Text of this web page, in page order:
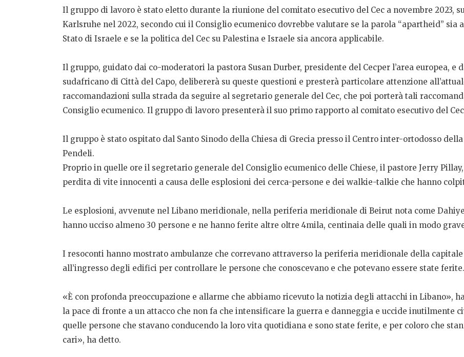
Il gruppo di lavoro è stato eletto durante la riunione del comitato esecutivo del Cec a novembre 2023,
Karlsruhe nel 2022, secondo cui il Consiglio ecumenico dovrebbe valutare se la parola “apartheid”
Stato di Israele e se la politica del Cec su Palestina e Israele sia ancora applicabile.
Il gruppo, guidato dai co-moderatori la pastora Susan Durber, presidente del Cecper l’area europea, e
sudafricano di Città del Capo, delibererà su queste questioni e presterà particolare attenzione
raccomandazioni sulla strada da seguire al segretario generale del Cec, che poi porterà tali
Consiglio ecumenico. Il gruppo di lavoro presenterà il suo primo rapporto al comitato esecutivo del
Il gruppo è stato ospitato dal Santo Sinodo della Chiesa di Grecia presso il Centro inter-ortodosso
Pendeli.
Proprio in quelle ore il segretario generale del Consiglio ecumenico delle Chiese, il pastore Jerry
perdita di vite innocenti a causa delle esplosioni dei cerca-persone e dei walkie-talkie che hanno
Le esplosioni, avvenute nel Libano meridionale, nella periferia meridionale di Beirut nota come
hanno ucciso almeno 30 persone e ne hanno ferite altre oltre 4mila, centinaia delle quali in modo
I resoconti hanno mostrato ambulanze che correvano attraverso la periferia meridionale della
all’ingresso degli edifici per controllare le persone che conoscevano e che potevano essere state ferite.
«È con profonda preoccupazione e allarme che abbiamo ricevuto la notizia degli attacchi in Libano»,
la pace di fronte a un attacco che non fa che intensificare la guerra e danneggia e uccide inutilmente
quelle persone che stavano conducendo la loro vita quotidiana e sono state ferite, e per coloro che
cari», ha detto.